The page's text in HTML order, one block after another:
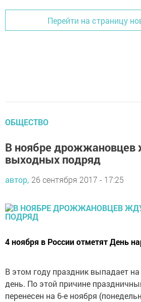
Перейти на страницу
ОБЩЕСТВО
В ноябре дрожжановцев
выходных подряд
автор, 26 сентября 2017 - 17:25
4 ноября в России отметят День
В этом году праздник выпадает
день. По этой причине
перенесен на 6-е ноября